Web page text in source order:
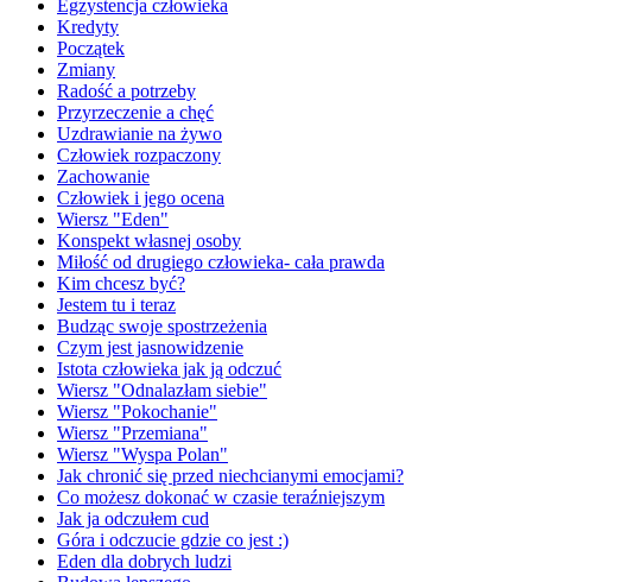
Egzystencja człowieka
Kredyty
Początek
Zmiany
Radość a potrzeby
Przyrzeczenie a chęć
Uzdrawianie na żywo
Człowiek rozpaczony
Zachowanie
Człowiek i jego ocena
Wiersz "Eden"
Konspekt własnej osoby
Miłość od drugiego człowieka- cała prawda
Kim chcesz być?
Jestem tu i teraz
Budząc swoje spostrzeżenia
Czym jest jasnowidzenie
Istota człowieka jak ją odczuć
Wiersz "Odnalazłam siebie"
Wiersz "Pokochanie"
Wiersz "Przemiana"
Wiersz "Wyspa Polan"
Jak chronić się przed niechcianymi emocjami?
Co możesz dokonać w czasie teraźniejszym
Jak ja odczułem cud
Góra i odczucie gdzie co jest :)
Eden dla dobrych ludzi